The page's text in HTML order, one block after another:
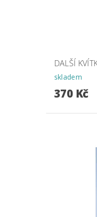
DALŠÍ
skladem
370 Kč